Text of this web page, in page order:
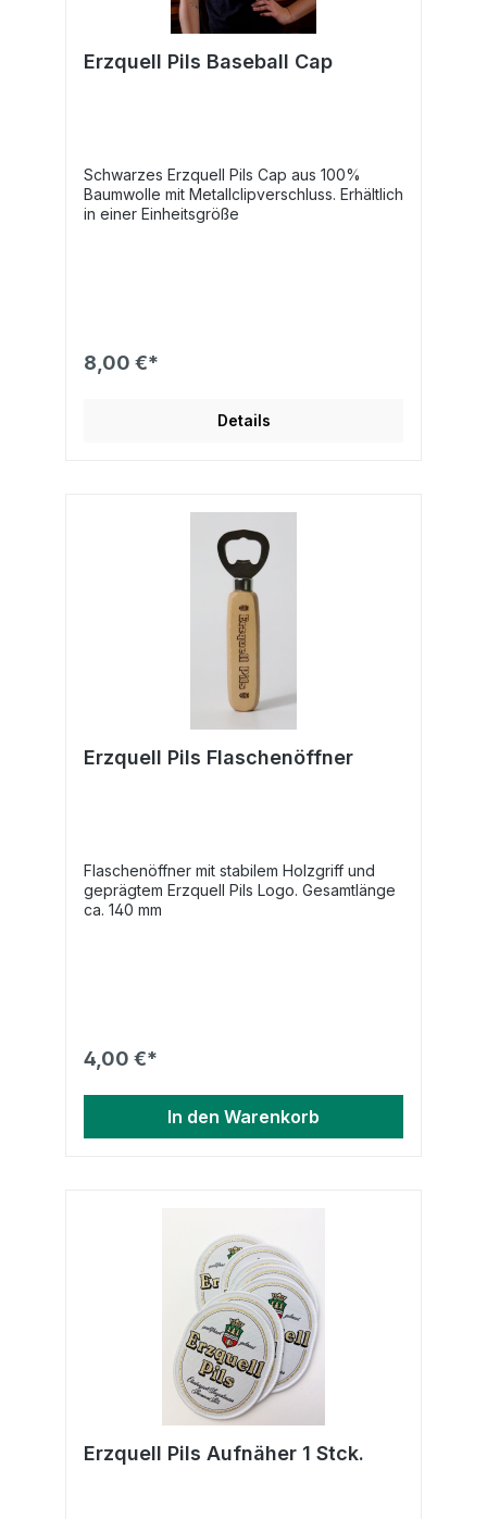
Erzquell Pils Baseball Cap
Schwarzes Erzquell Pils Cap aus 100%
Baumwolle mit Metallclipverschluss. Erhältlich
in einer Einheitsgröße
8,00 €*
Details
Erzquell Pils Flaschenöffner
Flaschenöffner mit stabilem Holzgriff und
geprägtem Erzquell Pils Logo. Gesamtlänge
ca. 140 mm
4,00 €*
In den Warenkorb
Erzquell Pils Aufnäher 1 Stck.